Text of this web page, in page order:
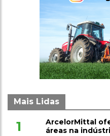
Mais Lidas
1
ArcelorMittal
áreas na